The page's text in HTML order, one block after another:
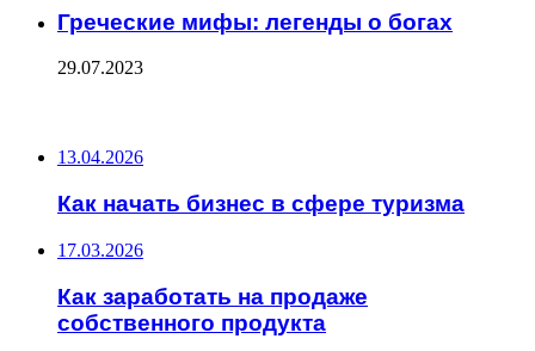
Греческие мифы: легенды о богах
29.07.2023
13.04.2026
Как начать бизнес в сфере туризма
17.03.2026
Как заработать на продаже
собственного продукта